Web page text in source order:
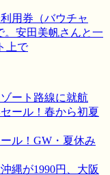
用券（バウチャ
。安田美帆さんと一
上で
ート路線に就航
ール！春から初夏
ル！GW・夏休み
縄が1990円、大阪